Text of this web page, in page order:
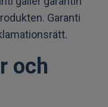
Garanti
och